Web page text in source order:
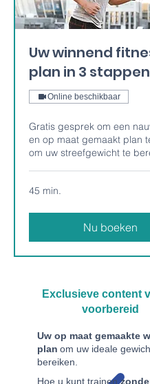
Uw winnend
plan in 3 stappen
Online beschikbaar
Gratis gesprek om een
en op maat gemaakt plan
om uw streefgewicht te
45 min.
Nu boeken
Exclusieve content
voorbereid
Uw op maat gemaakte
plan om uw ideale
bereiken.
Hoe u kunt trainen